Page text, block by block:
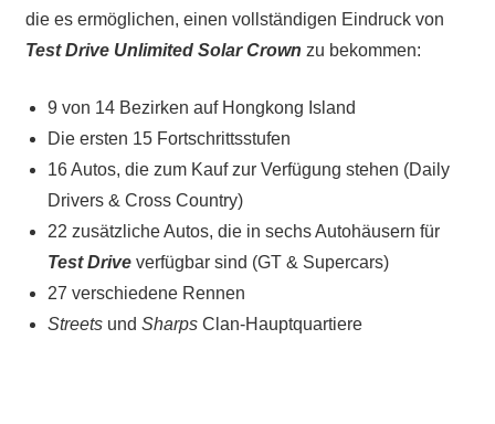
die es ermöglichen, einen vollständigen Eindruck von
Test Drive Unlimited Solar Crown zu bekommen:
9 von 14 Bezirken auf Hongkong Island
Die ersten 15 Fortschrittsstufen
16 Autos, die zum Kauf zur Verfügung stehen (Daily
Drivers & Cross Country)
22 zusätzliche Autos, die in sechs Autohäusern für
Test Driveverfügbar sind (GT & Supercars)
27 verschiedene Rennen
Streets und Sharps Clan-Hauptquartiere